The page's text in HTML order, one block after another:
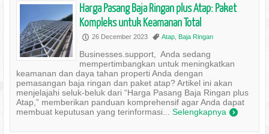
Harga Pasang Baja Ringan plus Atap: Paket
Kompleks untuk Keamanan Total
P 26 December 2023 , Atap, Baja Ringan
Businesses.support, Anda sedang
mempertimbangkan untuk meningkatkan
keamanan dan daya tahan properti Anda dengan
pemasangan baja ringan dan paket atap? Artikel ini akan
menjelajahi seluk-beluk dari “Harga Pasang Baja Ringan plus
Atap,” memberikan panduan komprehensif agar Anda dapat
membuat keputusan yang terinformasi... Selengkapnya )